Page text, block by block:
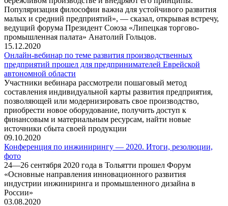
Популяризация философии важна для устойчивого развития
малых и средний предприятий», — сказал, открывая встречу,
ведущий форума Президент Союза «Липецкая торгово-
промышленная палата» Анатолий Гольцов.
15.12.2020
Онлайн-вебинар по теме развития производственных
предприятий прошел для предпринимателей Еврейской
автономной области
Участники вебинара рассмотрели пошаговый метод
составления индивидуальной карты развития предприятия,
позволяющей или модернизировать свое производство,
приобрести новое оборудование, получить доступ к
финансовым и материальным ресурсам, найти новые
источники сбыта своей продукции
09.10.2020
Конференция по инжинирингу — 2020. Итоги, резолюции,
фото
24—26 сентября 2020 года в Тольятти прошел Форум
«Основные направления инновационного развития
индустрии инжиниринга и промышленного дизайна в
России»
03.08.2020